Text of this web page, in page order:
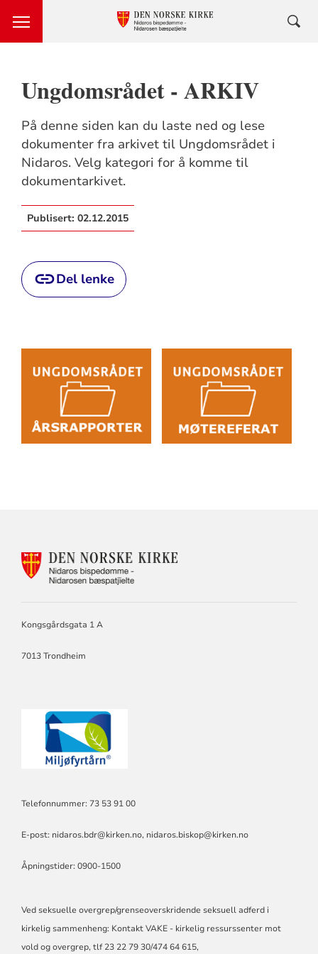
Ungdomsrådet - ARKIV
På denne siden kan du laste ned og lese
dokumenter fra arkivet til Ungdomsrådet i
Nidaros. Velg kategori for å komme til
dokumentarkivet.
Publisert: 02.12.2015
Del lenke
Artikkelsnarveger
KONTAKTINFORMASJON
Kongsgårdsgata 1 A
7013 Trondheim
Telefonnummer: 73 53 91 00
E-post: nidaros.bdr@kirken.no, nidaros.biskop@kirken.no
Åpningstider: 0900-1500
Ved seksuelle overgrep/grenseoverskridende seksuell adferd i
kirkelig sammenheng: Kontakt VAKE - kirkelig ressurssenter mot
vold og overgrep, tlf 23 22 79 30/474 64 615,